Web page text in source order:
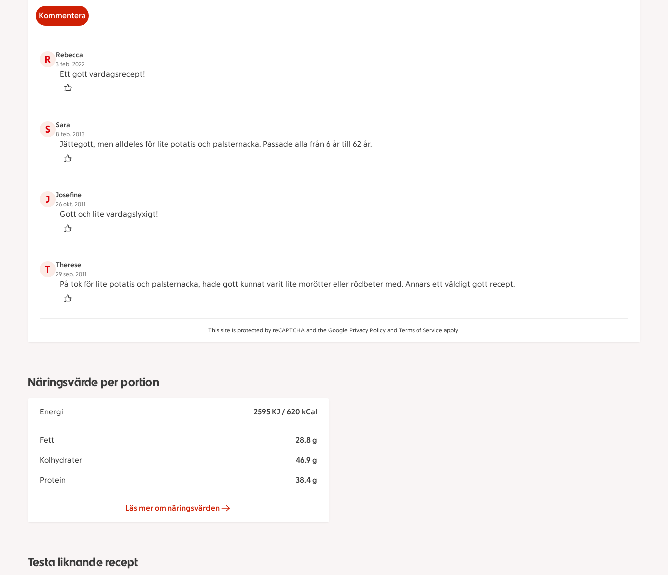
Kommentera
R Rebecca
3 feb. 2022
Ett gott vardagsrecept!
S Sara
8 feb. 2013
Jättegott, men alldeles för lite potatis och palsternacka. Passade alla från 6 år till 62 år.
J Josefine
26 okt. 2011
Gott och lite vardagslyxigt!
T Therese
29 sep. 2011
På tok för lite potatis och palsternacka, hade gott kunnat varit lite morötter eller rödbeter med. Annars ett väldigt gott recept.
This site is protected by reCAPTCHA and the Google Privacy Policy and Terms of Service apply.
Näringsvärde per portion
Energi 2595 KJ / 620 kCal
Fett 28.8 g
Kolhydrater 46.9 g
Protein 38.4 g
Läs mer om näringsvärden
Testa liknande recept